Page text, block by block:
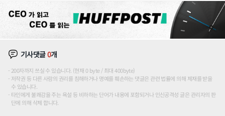
기사댓글0개
200자까지 쓰실 수 있습니다. (현재 0 byte / 최대 400byte)
저작권 등 다른 사람의 권리를 침해하거나 명예를 훼손하는 댓글은 관련 법률에 의해 제재를 받을
수 있습니다.
타인에게 불쾌감을 주는 욕설 등 비하하는 단어가 내용에 포함되거나 인신공격성 글은 관리자의 판
단에 의해 삭제 합니다.